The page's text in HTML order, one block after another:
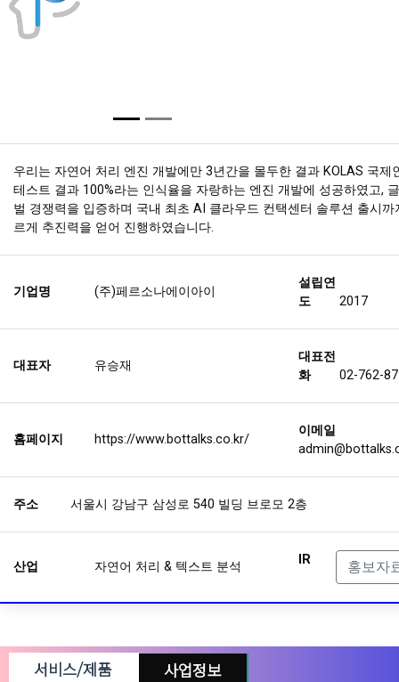
우리는 자연어 처리 엔진 개발에만 3년간을 몰두한 결과 KOLAS 국제
테스트 결과 100%라는 인식율을 자랑하는 엔진 개발에 성공하였고,
벌 경쟁력을 입증하며 국내 최초 AI 클라우드 컨택센터 솔루션 출시까
르게 추진력을 얻어 진행하였습니다.
기업명 (주)페르소나에이아이
설립연
도
2017
대표자 유승재
대표전
화
02-762-
홈페이지 https://www.bottalks.co.kr/
이메일
주소 서울시 강남구 삼성로 540 빌딩 브로모 2층
산업 자연어 처리 & 텍스트 분석 IR 홍보자
서비스/제품 사업정보